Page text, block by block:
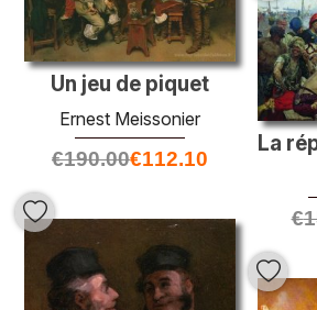
Un jeu de piquet
Ernest Meissonier
€190.00€112.10
€